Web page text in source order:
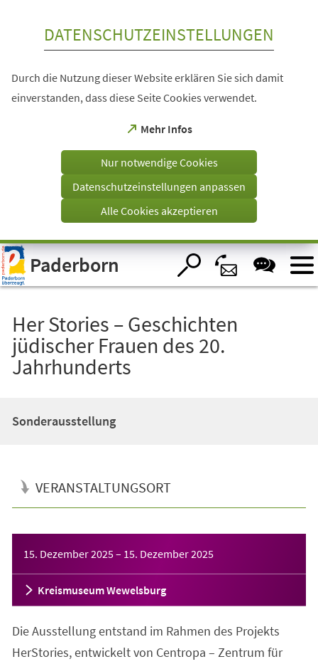
Visuelle
Assistenzsoftware
öffnen.
DATENSCHUTZEINSTELLUNGEN
Durch die Nutzung dieser Website erklären Sie sich damit
einverstanden, dass diese Seite Cookies verwendet.
Mehr Infos
(Öffnet
einem
Tab)
Nur notwendige Cookies
Datenschutzeinstellungen anpassen
Alle Cookies akzeptieren
Paderborn
Her Stories – Geschichten
jüdischer Frauen des 20.
Jahrhunderts
Sonderausstellung
VERANSTALTUNGSORT
15. Dezember 2025– 15. Dezember 2025
Kreismuseum Wewelsburg
Die Ausstellung entstand im Rahmen des Projekts
HerStories, entwickelt von Centropa – Zentrum für